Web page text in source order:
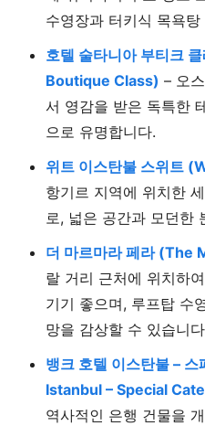
수영장과 터키식 목욕
호텔 술타니아 부티크
Boutique Class) – 오
서 영감을 받은 독특한
으로 유명합니다.
위트 이스탄불 스위트
항기르 지역에 위치한
로, 넓은 공간과 모던한
더 마르마라 페라 (The
랄 거리 근처에 위치하
기기 좋으며, 루프탑 수
망을 감상할 수 있습니
뱅크 호텔 이스탄불 –
Istanbul – Special
역사적인 은행 건물을